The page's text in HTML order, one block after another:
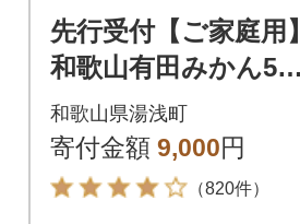
先行受付【ご家庭用】
和歌山有田みかん5kg
(SS、Sサイズ)【湯浅
町】
和歌山県湯浅町
寄付金額 9,000円
（820件）